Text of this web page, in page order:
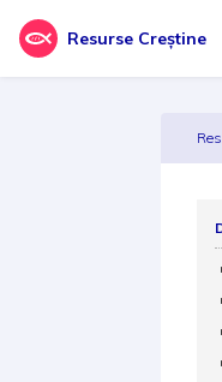
Resurse Creștine